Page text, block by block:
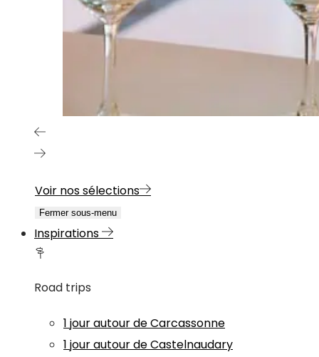
Voir nos sélections
Fermer sous-menu
Inspirations
Road trips
1 jour autour de Carcassonne
1 jour autour de Castelnaudary